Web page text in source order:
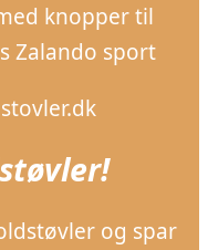
knopper til
Zalando sport
og spar